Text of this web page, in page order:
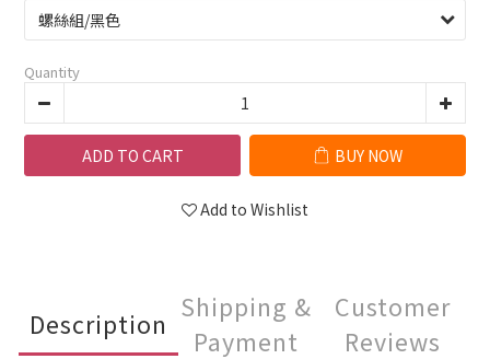
Quantity
ADD TO CART BUY NOW
Add to Wishlist
Description
Shipping &
Payment
Customer
Reviews